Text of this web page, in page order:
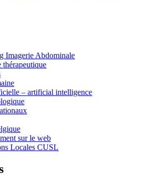
Imagerie Abdominale
thérapeutique
– artificial intelligence
sur le web
Locales CUSL